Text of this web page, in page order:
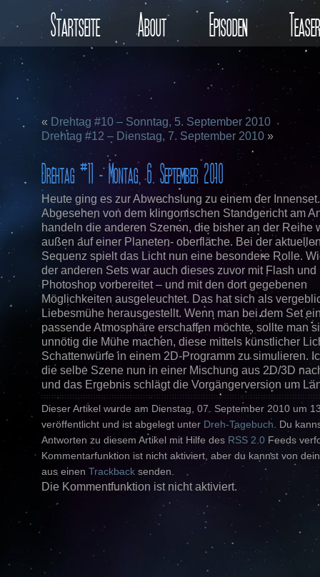
Startseite About Episoden Teaser
« Drehtag #10 – Sonntag, 5. September 2010
Drehtag #12 – Dienstag, 7. September 2010 »
Drehtag #11 – Montag, 6. September 2010
Heute ging es zur Abwechslung zu einem der Innenset.
Abgesehen von dem klingonischen Standgericht am
handeln die anderen Szenen, die bisher an der Reihe
außen auf einer Planeten- oberfläche. Bei der
Sequenz spielt das Licht nun eine besondere Rolle.
der anderen Sets war auch dieses zuvor mit Flash und
Photoshop vorbereitet – und mit den dort gegebenen
Möglichkeiten ausgeleuchtet. Das hat sich als
Liebesmühe herausgestellt. Wenn man bei dem Set
passende Atmosphäre erschaffen möchte, sollte man
unnötig die Mühe machen, diese mittels künstlicher
Schattenwürfe in einem 2D-Programm zu simulieren.
die selbe Szene nun in einer Mischung aus 2D/3D
und das Ergebnis schlägt die Vorgängerversion um
Dieser Artikel wurde am Dienstag, 07. September 2010 um
veröffentlicht und ist abgelegt unter Dreh-Tagebuch. Du
Antworten zu diesem Artikel mit Hilfe des RSS 2.0 Feeds
Kommentarfunktion ist nicht aktiviert, aber du kannst von
aus einen Trackback senden.
Die Kommentfunktion ist nicht aktiviert.